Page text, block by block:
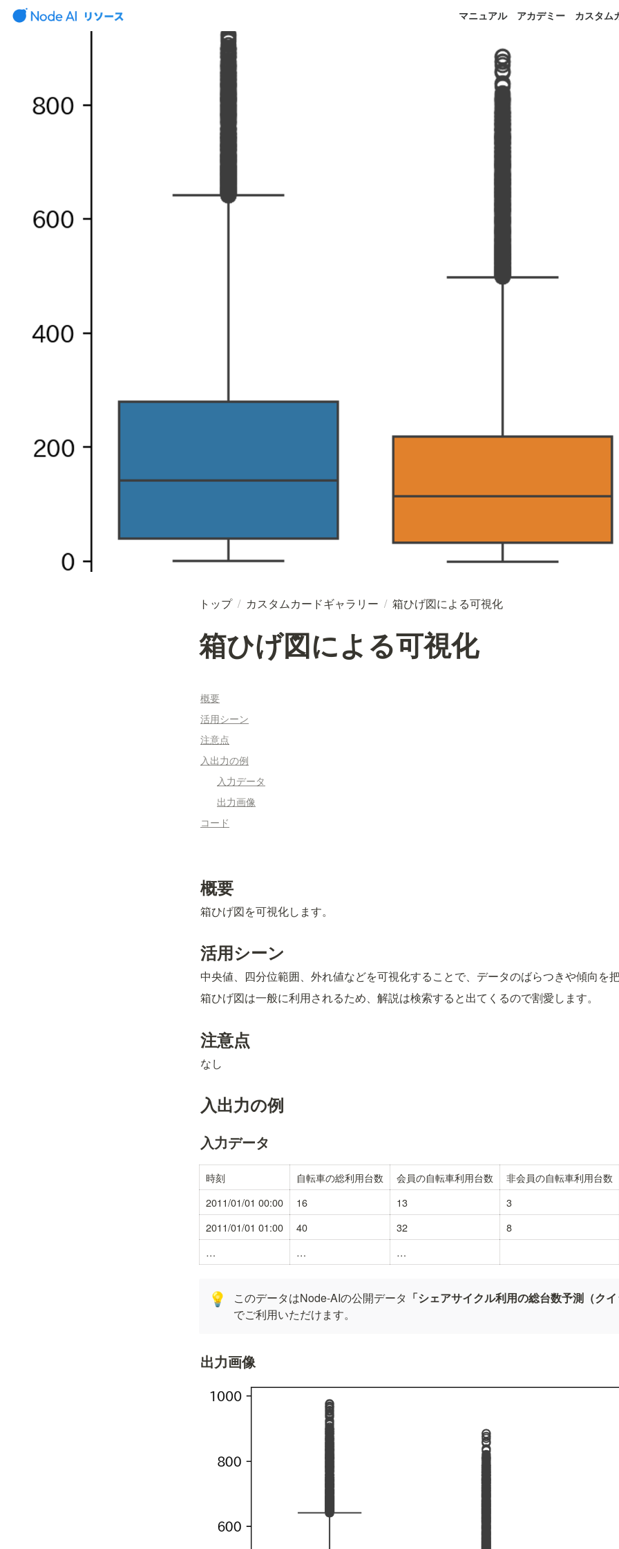
マニュアル アカデミー カスタム
トップ / カスタムカードギャラリー / 箱ひげ図による可視化
箱ひげ図による可視化
概要
活用シーン
注意点
入出力の例
入力データ
出力画像
コード
概要
箱ひげ図を可視化します。
活用シーン
中央値、四分位範囲、外れ値などを可視化することで、データのばらつきや傾向を把
箱ひげ図は一般に利用されるため、解説は検索すると出てくるので割愛します。
注意点
なし
入出力の例
入力データ
時刻 自転車の総利用台数 会員の自転車利用台数
非会員の自転車利用台数
2011/01/01 00:00
16 13
3
2011/01/01 01:00
40 32
8
…
… …
💡 このデータはNode-AIの公開データ 「シェアサイクル利用の総台数予測（ク
でご利用いただけます。
出力画像